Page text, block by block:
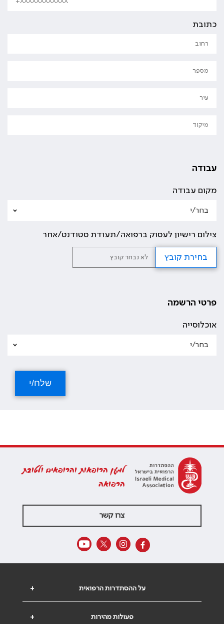
כתובת
עבודה
מקום עבודה
צילום רישיון לעסוק ברפואה/תעודת סטודנט/אחר
בחירת קובץ לא נבחר קובץ
פרטי הרשמה
אוכלוסייה
למען הרופאות והרופאים ולטובת
הרפואה
צרו קשר
+ על ההסתדרות הרפואית
+ פעולות מהירות